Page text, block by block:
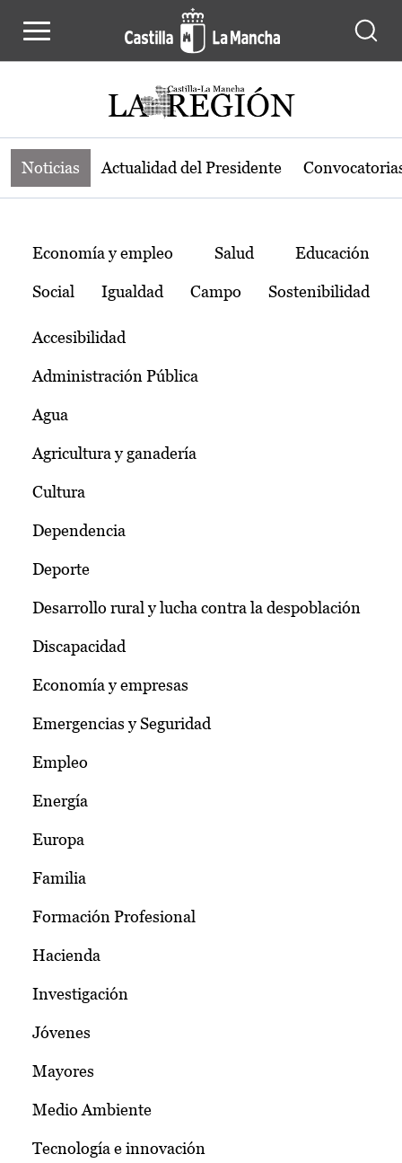
Noticias de la región de Castilla-La
Noticias Actualidad del Presidente
Temas
Economía y empleo Salud Educación
Social Igualdad Campo Sostenibilidad
Accesibilidad
Administración Pública
Agua
Agricultura y ganadería
Cultura
Dependencia
Deporte
Desarrollo rural y lucha contra la despoblación
Discapacidad
Economía y empresas
Emergencias y Seguridad
Empleo
Energía
Europa
Familia
Formación Profesional
Hacienda
Investigación
Jóvenes
Mayores
Medio Ambiente
Tecnología e innovación